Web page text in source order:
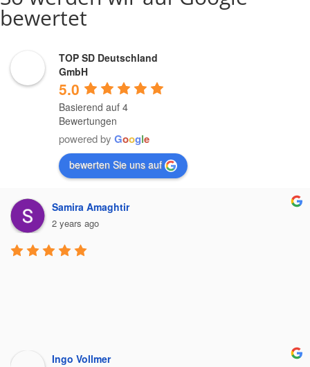
bewertet
TOP SD Deutschland
GmbH
5.0
Basierend auf 4
Bewertungen
powered by Google
bewerten Sie uns auf
Samira Amaghtir
2 years ago
Ingo Vollmer